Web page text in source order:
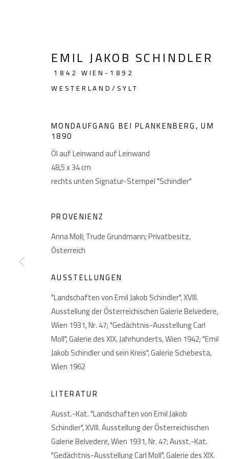
ARTWORKS
GIESE UND SCHWEIGER
KUNSTHÄNDLER
DATENSCHUTZ MANAGE COOKIES
COPYRIGHT © 2026 GIESE & SCHWEIGER KUNSTHANDEL
EMIL JAKOB SCHINDLER
1842 WIEN-1892
WESTERLAND/SYLT
MONDAUFGANG BEI PLANKENBERG,UM
1890
Öl auf Leinwand auf Leinwand
48,5 x 34 cm
rechts unten Signatur-Stempel "Schindler"
PROVENIENZ
Anna Moll; Trude Grundmann; Privatbesitz,
Österreich
AUSSTELLUNGEN
"Landschaften von Emil Jakob Schindler", XVIII.
Ausstellung der Österreichischen Galerie Belvedere,
Wien 1931, Nr. 47; "Gedächtnis-Ausstellung Carl
Moll", Galerie des XIX. Jahrhunderts, Wien 1942; "Emil
Jakob Schindler und sein Kreis", Galerie Schebesta,
Wien 1962
LITERATUR
Ausst.-Kat. "Landschaften von Emil Jakob
Schindler", XVIII. Ausstellung der Österreichischen
Galerie Belvedere, Wien 1931, Nr. 47; Ausst.-Kat.
"Gedächtnis-Ausstellung Carl Moll", Galerie des XIX.